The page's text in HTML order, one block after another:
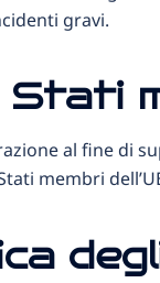
gravi.
al fine di
membri